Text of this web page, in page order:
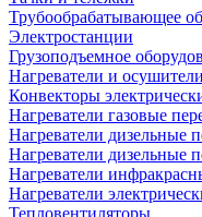
Трубообрабатывающее
Электростанции
Грузоподъемное
Нагреватели и
Конвекторы
Нагреватели газовые
Нагреватели дизельные
Нагреватели дизельные
Нагреватели
Нагреватели
Тепловентиляторы